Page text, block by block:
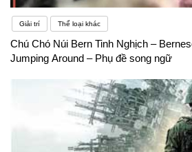
Giải trí Thể loại khác
Chú Chó Núi Bern Tinh Nghịch –
Jumping Around – Phụ đề song ngữ